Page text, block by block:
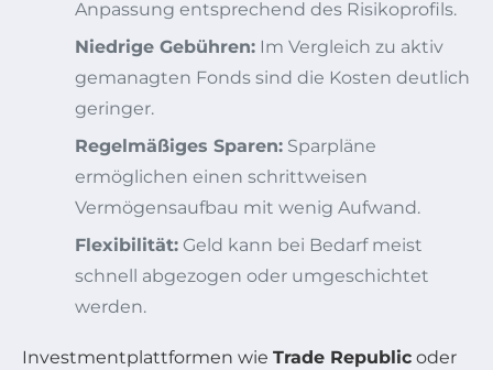
Anpassung entsprechend des Risikoprofils.
Niedrige Gebühren: Im Vergleich zu aktiv
gemanagten Fonds sind die Kosten deutlich
geringer.
Regelmäßiges Sparen: Sparpläne
ermöglichen einen schrittweisen
Vermögensaufbau mit wenig Aufwand.
Flexibilität: Geld kann bei Bedarf meist
schnell abgezogen oder umgeschichtet
werden.
Investmentplattformen wie Trade Republic oder